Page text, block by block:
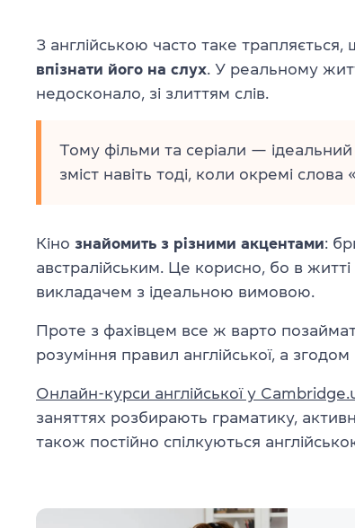
З англійською часто таке
впізнати його на слух. У реальному
недосконало, зі злиттям слів.
Тому фільми та серіали —
зміст навіть тоді, коли окремі
Кіно знайомить з різними акцентами:
австралійським. Це корисно, бо в
викладачем з ідеальною вимовою.
Проте з фахівцем все ж варто
розуміння правил англійської, а
Онлайн-курси англійської у
заняттях розбирають граматику,
також постійно спілкуються